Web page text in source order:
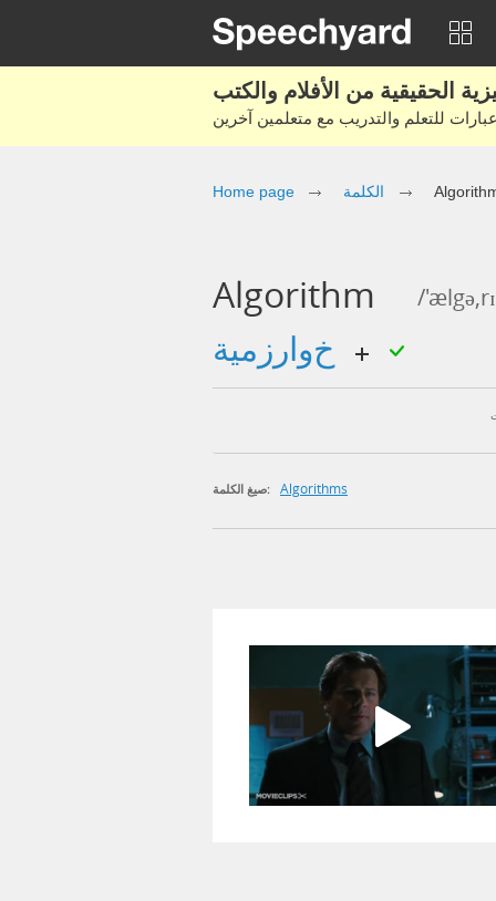
Home page الكلمة
Algorithm /
صيغ الكلمة: Algorithms